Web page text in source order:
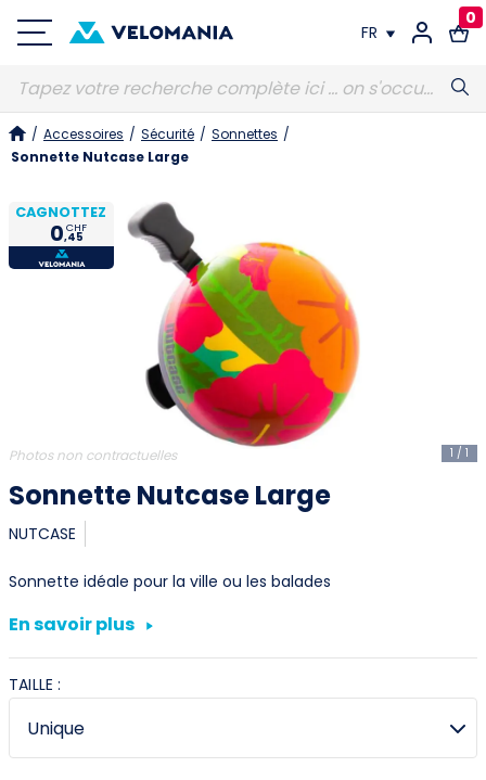
FR
FR
0
/ Accessoires / Sécurité / Sonnettes /
Sonnette Nutcase Large
CAGNOTTEZ
0,45
CHF
1 / 1
Photos non contractuelles
Sonnette Nutcase Large
NUTCASE
Sonnette idéale pour la ville ou les balades
En savoir plus
TAILLE :